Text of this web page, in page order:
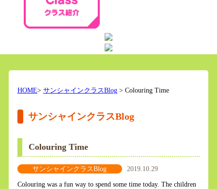
HOME> サンシャインクラスBlog> Colouring Time
サンシャインクラスBlog
Colouring Time
サンシャインクラスBlog 2019.10.29
Colouring was a fun way to spend some time today. The children